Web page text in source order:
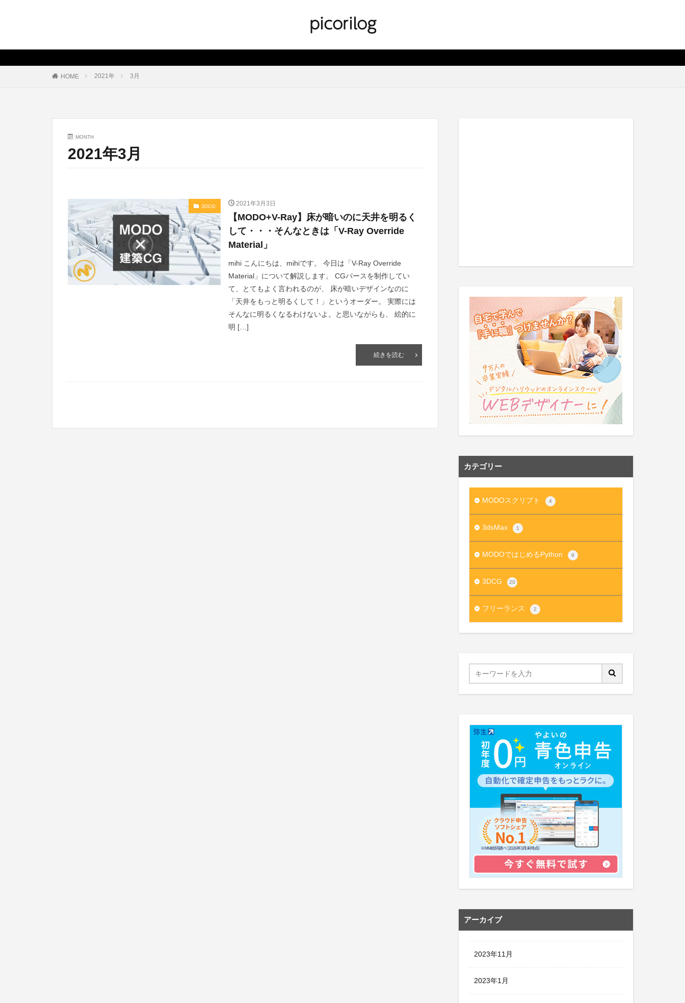
picorilog
HOME 2021年 3月
MONTH
2021年3月
3DCG 2021年3月3日
【MODO+V-Ray】床が暗いのに天井を明るく
して・・・そんなときは「V-Ray Override
Material」
mihi こんにちは、mihiです。 今日は「V-Ray Override
Material」について解説します。 CGパースを制作してい
て、とてもよく言われるのが、 床が暗いデザインなのに
「天井をもっと明るくして！」というオーダー。 実際には
そんなに明るくなるわけないよ。と思いながらも、 絵的に
明 […]
続きを読む
カテゴリー
MODOスクリプト 4
3dsMax 1
MODOではじめるPython 9
3DCG 20
フリーランス 2
アーカイブ
2023年11月
2023年1月